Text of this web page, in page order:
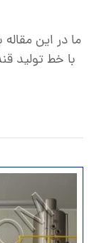
ما در این
با خط تولید